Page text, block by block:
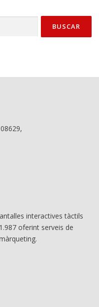
interactives tàctils
oferint serveis de